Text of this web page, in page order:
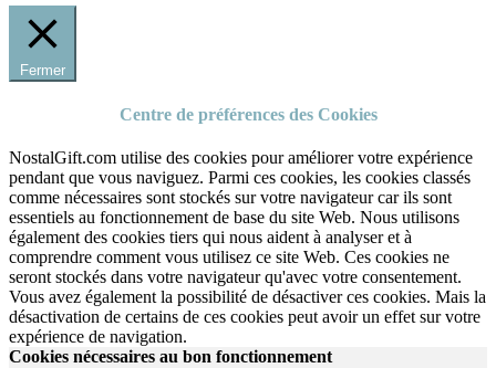
Fermer
Centre de préférences des Cookies
NostalGift.com utilise des cookies pour améliorer votre expérience
pendant que vous naviguez. Parmi ces cookies, les cookies classés
comme nécessaires sont stockés sur votre navigateur car ils sont
essentiels au fonctionnement de base du site Web. Nous utilisons
également des cookies tiers qui nous aident à analyser et à
comprendre comment vous utilisez ce site Web. Ces cookies ne
seront stockés dans votre navigateur qu'avec votre consentement.
Vous avez également la possibilité de désactiver ces cookies. Mais la
désactivation de certains de ces cookies peut avoir un effet sur votre
expérience de navigation.
Cookies nécessaires au bon fonctionnement